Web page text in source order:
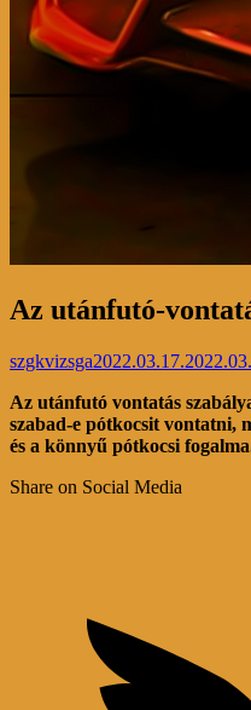
Az utánfutó-
szgkvizsga2022.03.17.
Az utánfutó vontatás
szabad-e pótkocsit vontatni,
és a könnyű pótkocsi
Share on Social Media